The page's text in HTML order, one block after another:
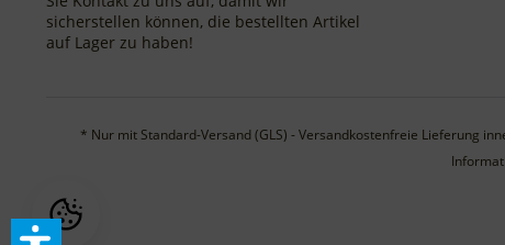
sicherstellen können, die bestellten Artikel
auf Lager zu haben!
* Nur mit Standard-Versand (GLS) - Versandkostenfreie Lieferung